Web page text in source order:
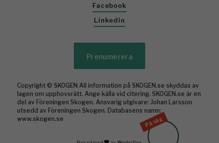
På väg
Facebook
Linkedin
Prenumerera
Copyright © SKOGEN All information på SKOGEN.se skyddas av
lagen om upphovsrätt. Ange källa vid citering. SKOGEN.se är en
del av Föreningen Skogen. Ansvarig utgivare: Johan Larsson
utsedd av Föreningen Skogen. Databasens namn:
www.skogen.se
Byggd med av WonderFour